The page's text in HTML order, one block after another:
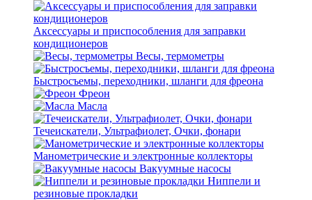
Аксессуары и приспособления для заправки
кондиционеров
Весы, термометры
Быстросъемы, переходники, шланги для фреона
Фреон
Масла
Течеискатели, Ультрафиолет, Очки, фонари
Манометрические и электронные коллекторы
Вакуумные насосы
Ниппели и
резиновые прокладки